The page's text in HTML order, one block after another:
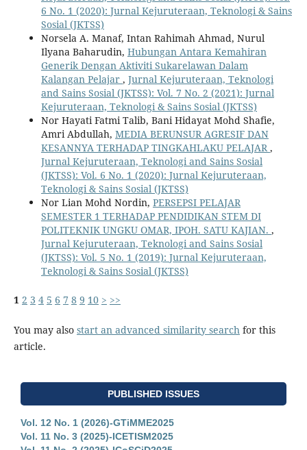
6 No. 1 (2020): Jurnal Kejuruteraan, Teknologi & Sains
Sosial (JKTSS)
Norsela A. Manaf, Intan Rahimah Ahmad, Nurul
Ilyana Baharudin, Hubungan Antara Kemahiran
Generik Dengan Aktiviti Sukarelawan Dalam
Kalangan Pelajar , Jurnal Kejuruteraan, Teknologi
and Sains Sosial (JKTSS): Vol. 7 No. 2 (2021): Jurnal
Kejuruteraan, Teknologi & Sains Sosial (JKTSS)
Nor Hayati Fatmi Talib, Bani Hidayat Mohd Shafie,
Amri Abdullah, MEDIA BERUNSUR AGRESIF DAN
KESANNYA TERHADAP TINGKAHLAKU PELAJAR,
Jurnal Kejuruteraan, Teknologi and Sains Sosial
(JKTSS): Vol. 6 No. 1 (2020): Jurnal Kejuruteraan,
Teknologi & Sains Sosial (JKTSS)
Nor Lian Mohd Nordin, PERSEPSI PELAJAR
SEMESTER 1 TERHADAP PENDIDIKAN STEM DI
POLITEKNIK UNGKU OMAR, IPOH. SATU KAJIAN. ,
Jurnal Kejuruteraan, Teknologi and Sains Sosial
(JKTSS): Vol. 5 No. 1 (2019): Jurnal Kejuruteraan,
Teknologi & Sains Sosial (JKTSS)
1 2 3 4 5 6 7 8 9 10 > >>
You may also start an advanced similarity searchfor this
article.
PUBLISHED ISSUES
Vol. 12 No. 1 (2026)-GTiMME2025
Vol. 11 No. 3 (2025)-ICETISM2025